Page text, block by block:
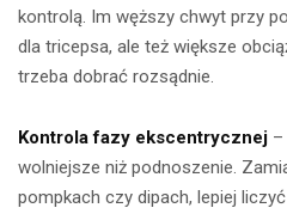
kontrolą. Im węższy chwyt przy
dla tricepsa, ale też większe
trzeba dobrać rozsądnie.
Kontrola fazy ekscentrycznej
wolniejsze niż podnoszenie.
pompkach czy dipach, lepiej